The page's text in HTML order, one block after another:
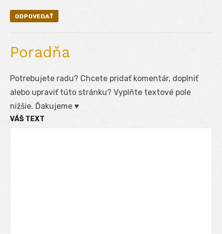
ODPOVEDAŤ
Poradňa
Potrebujete radu? Chcete pridať komentár, doplniť
alebo upraviť túto stránku? Vyplňte textové pole
nižšie. Ďakujeme ♥
VÁŠ TEXT